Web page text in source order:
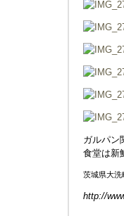
ガルパン
食堂は新
茨城県大洗
http://